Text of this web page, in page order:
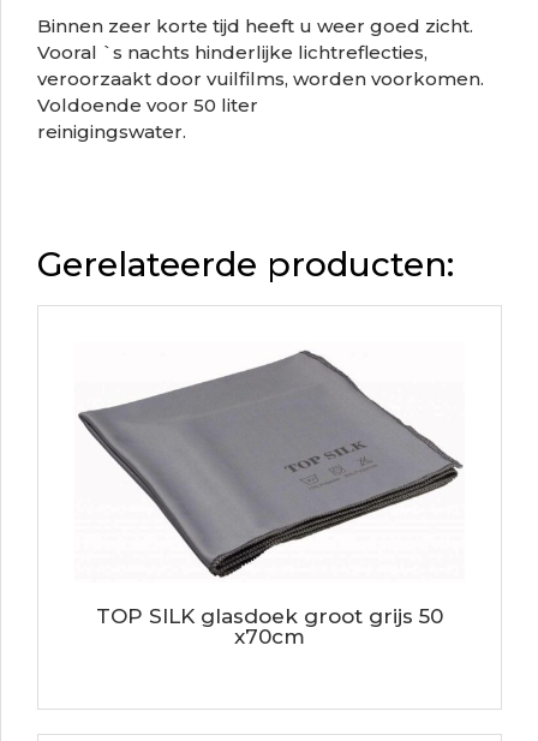
Binnen zeer korte tijd heeft u weer goed zicht.
Vooral `s nachts hinderlijke lichtreflecties,
veroorzaakt door vuilfilms, worden voorkomen.
Voldoende voor 50 liter
reinigingswater.
Gerelateerde producten:
TOP SILK glasdoek groot grijs 50
x70cm